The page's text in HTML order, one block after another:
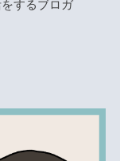
するブロガ